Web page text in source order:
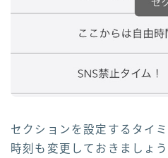
セクションを設定するタイ
時刻も変更しておきましょ